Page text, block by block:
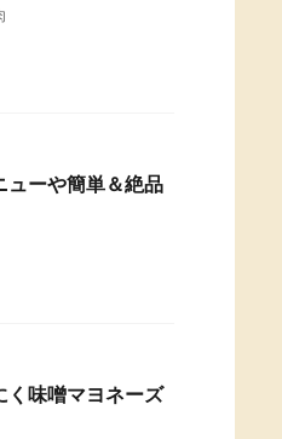
ューや簡単＆絶品
く味噌マヨネーズ